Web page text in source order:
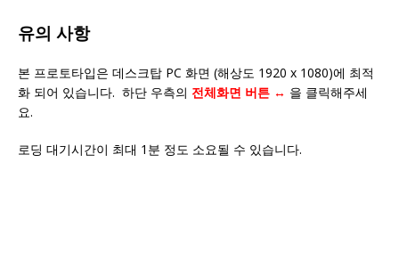
유의 사항
본 프로토타입은 데스크탑 PC 화면 (해상도 1920 x 1080)에 최적
화 되어 있습니다. 하단 우측의 전체화면 버튼 ↔️ 을 클릭해주세
요.
로딩 대기시간이 최대 1분 정도 소요될 수 있습니다.